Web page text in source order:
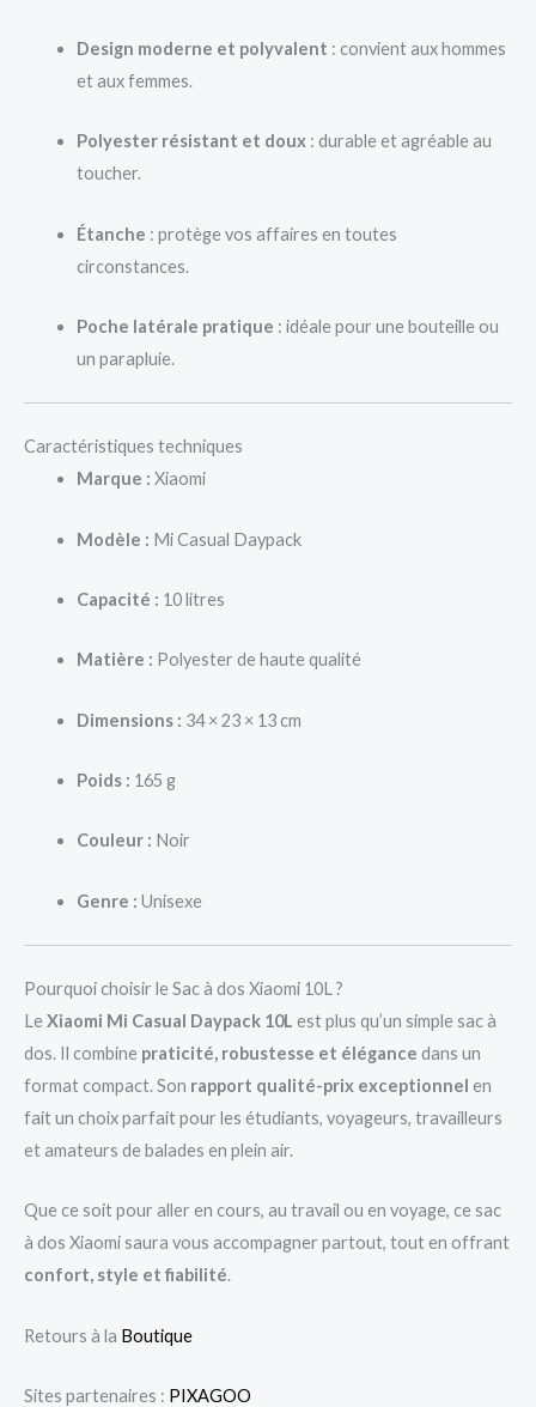
Design moderne et polyvalent : convient aux hommes
et aux femmes.
Polyester résistant et doux: durable et agréable au
toucher.
Étanche : protège vos affaires en toutes
circonstances.
Poche latérale pratique : idéale pour une bouteille ou
un parapluie.
Caractéristiques techniques
Marque : Xiaomi
Modèle : Mi Casual Daypack
Capacité : 10 litres
Matière : Polyester de haute qualité
Dimensions : 34 × 23 × 13 cm
Poids : 165 g
Couleur : Noir
Genre : Unisexe
Pourquoi choisir le Sac à dos Xiaomi 10L ?
LeXiaomi Mi Casual Daypack 10L est plus qu’un simple sac à
dos. Il combine praticité, robustesse et élégance dans un
format compact. Son rapport qualité-prix exceptionnel en
fait un choix parfait pour les étudiants, voyageurs, travailleurs
et amateurs de balades en plein air.
Que ce soit pour aller en cours, au travail ou en voyage, ce sac
à dos Xiaomi saura vous accompagner partout, tout en offrant
confort, style et fiabilité.
Retours à la Boutique
Sites partenaires : PIXAGOO